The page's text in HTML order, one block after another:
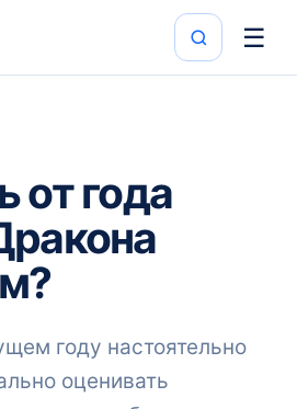
☰
от года
году настоятельно
оценивать